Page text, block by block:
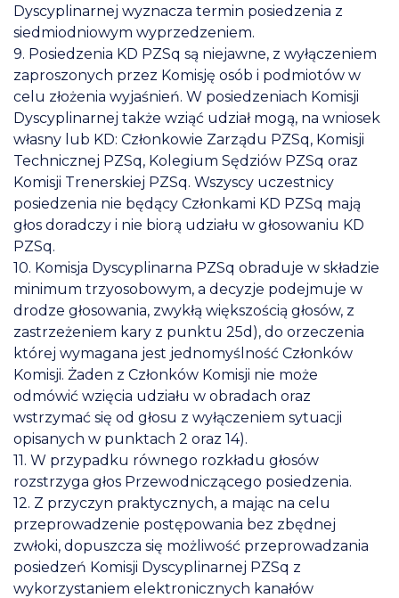
Dyscyplinarnej wyznacza termin posiedzenia z
siedmiodniowym wyprzedzeniem.
9. Posiedzenia KD PZSq są niejawne, z wyłączeniem
zaproszonych przez Komisję osób i podmiotów w
celu złożenia wyjaśnień. W posiedzeniach Komisji
Dyscyplinarnej także wziąć udział mogą, na wniosek
własny lub KD: Członkowie Zarządu PZSq, Komisji
Technicznej PZSq, Kolegium Sędziów PZSq oraz
Komisji Trenerskiej PZSq. Wszyscy uczestnicy
posiedzenia nie będący Członkami KD PZSq mają
głos doradczy i nie biorą udziału w głosowaniu KD
PZSq.
10. Komisja Dyscyplinarna PZSq obraduje w składzie
minimum trzyosobowym, a decyzje podejmuje w
drodze głosowania, zwykłą większością głosów, z
zastrzeżeniem kary z punktu 25d), do orzeczenia
której wymagana jest jednomyślność Członków
Komisji. Żaden z Członków Komisji nie może
odmówić wzięcia udziału w obradach oraz
wstrzymać się od głosu z wyłączeniem sytuacji
opisanych w punktach 2 oraz 14).
11. W przypadku równego rozkładu głosów
rozstrzyga głos Przewodniczącego posiedzenia.
12. Z przyczyn praktycznych, a mając na celu
przeprowadzenie postępowania bez zbędnej
zwłoki, dopuszcza się możliwość przeprowadzania
posiedzeń Komisji Dyscyplinarnej PZSq z
wykorzystaniem elektronicznych kanałów